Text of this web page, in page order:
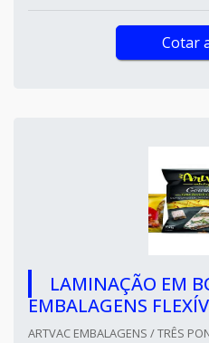
Cotar
LAMINAÇÃO EM
EMBALAGENS
ARTVAC EMBALAGENS / TRÊS